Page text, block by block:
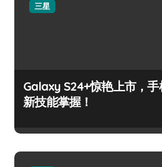
三星
Galaxy S24+惊艳上市，
新技能掌握！